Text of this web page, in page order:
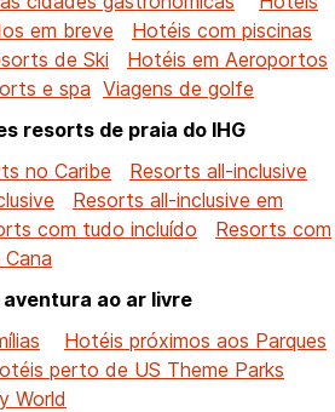
em breve
Hotéis com piscinas
de Ski
Hotéis em Aeroportos
e spa Viagens de golfe
resorts de praia do IHG
no Caribe
Resorts all-inclusive
Resorts all-inclusive em
com tudo incluído
Resorts com
ao ar livre
Hotéis próximos aos Parques
perto de US Theme Parks
World